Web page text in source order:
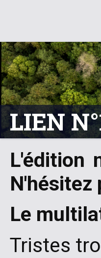
LIEN
L'édition
N'hésitez
Le
Tristes